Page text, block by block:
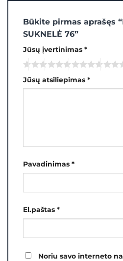
Būkite pirmas aprašęs
SUKNELĖ 76”
Jūsų įvertinimas *
Jūsų atsiliepimas *
Pavadinimas *
El.paštas *
Noriu savo interneto